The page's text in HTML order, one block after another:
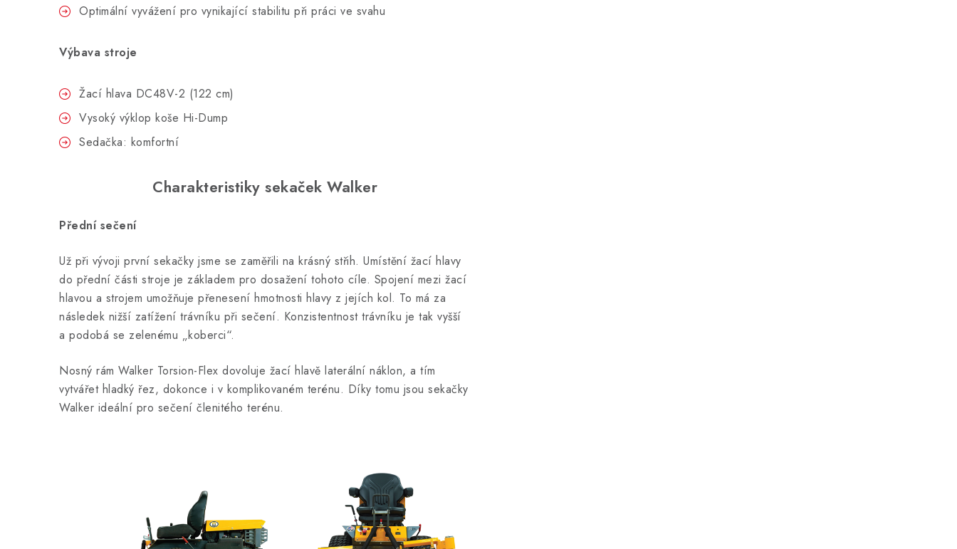
Optimální vyvážení pro vynikající stabilitu při práci ve svahu
Výbava stroje
Žací hlava DC48V-2 (122 cm)
Vysoký výklop koše Hi-Dump
Sedačka: komfortní
Charakteristiky sekaček Walker
Přední sečení
Už při vývoji první sekačky jsme se zaměřili na krásný střih. Umístění žací hlavy
do přední části stroje je základem pro dosažení tohoto cíle. Spojení mezi žací
hlavou a strojem umožňuje přenesení hmotnosti hlavy z jejích kol. To má za
následek nižší zatížení trávníku při sečení. Konzistentnost trávníku je tak vyšší
a podobá se zelenému „koberci“.
Nosný rám Walker Torsion-Flex dovoluje žací hlavě laterální náklon, a tím
vytvářet hladký řez, dokonce i v komplikovaném terénu. Díky tomu jsou sekačky
Walker ideální pro sečení členitého terénu.